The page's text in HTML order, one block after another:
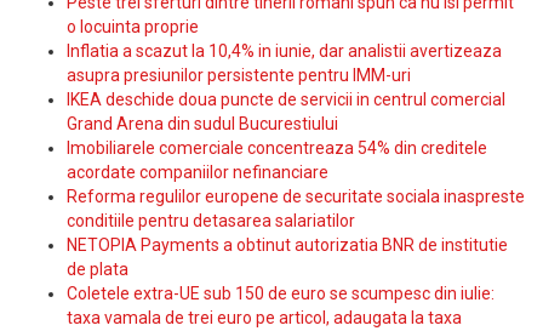
o locuinta proprie
Inflatia a scazut la 10,4% in iunie, dar analistii avertizeaza
asupra presiunilor persistente pentru IMM-uri
IKEA deschide doua puncte de servicii in centrul comercial
Grand Arena din sudul Bucurestiului
Imobiliarele comerciale concentreaza 54% din creditele
acordate companiilor nefinanciare
Reforma regulilor europene de securitate sociala inaspreste
conditiile pentru detasarea salariatilor
NETOPIA Payments a obtinut autorizatia BNR de institutie
de plata
Coletele extra-UE sub 150 de euro se scumpesc din iulie:
taxa vamala de trei euro pe articol, adaugata la taxa